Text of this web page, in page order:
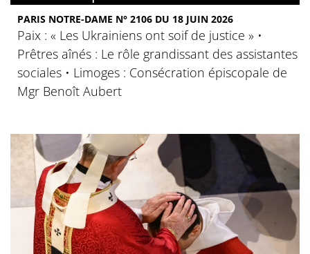
PARIS NOTRE-DAME N° 2106 DU 18 JUIN 2026
Paix : « Les Ukrainiens ont soif de justice » •
Prêtres aînés : Le rôle grandissant des assistantes
sociales • Limoges : Consécration épiscopale de
Mgr Benoît Aubert